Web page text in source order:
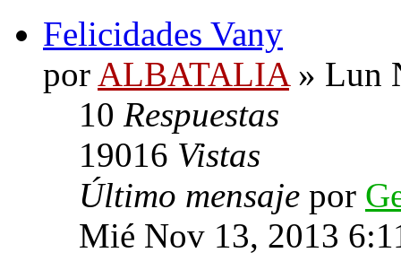
Felicidades Vany
por ALBATALIA» Lun
10 Respuestas
19016 Vistas
Último mensaje por
Mié Nov 13, 2013